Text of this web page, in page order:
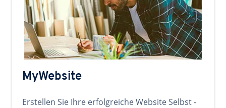
MyWebsite
Erstellen Sie Ihre erfolgreiche Website Selbst -